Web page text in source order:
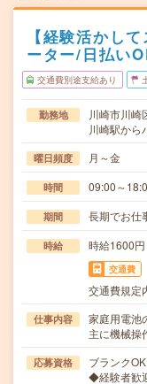
【経験活かし
ーター/日払い
交通費別途支給あり
勤務地
川崎市川崎
川崎駅から
曜日頻度 月～金
時間 09:00～
期間 長期でお仕
時給 時給1600円
交通費
交通費規定
仕事内容
家庭用電池
主に機械操
応募資格
ブランク
◆経験者歓